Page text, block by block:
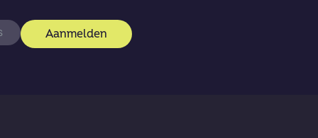
Aanmelden